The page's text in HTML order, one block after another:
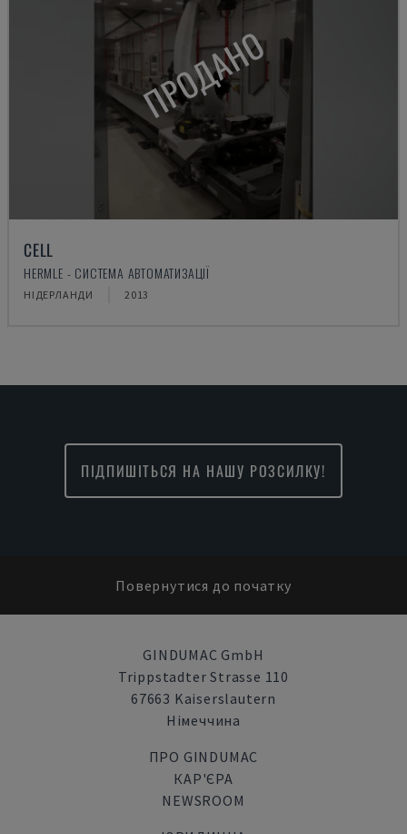
ПРОДАНО
CELL
HERMLE - СИСТЕМА АВТОМАТИЗАЦІЇ
НІДЕРЛАНДИ 2013
ПІДПИШІТЬСЯ НА НАШУ РОЗСИЛКУ!
Повернутися до початку
GINDUMAC GmbH
Trippstadter Strasse 110
67663 Kaiserslautern
Німеччина
ПРО GINDUMAC
КАР'ЄРА
NEWSROOM